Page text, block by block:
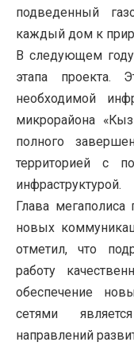
подведенный
каждый дом к
В следующем году
этапа проекта.
необходимой
микрорайона
полного
территорией с
инфраструктурой.
Глава
новых
отметил, что
работу
обеспечение
сетями
направлений